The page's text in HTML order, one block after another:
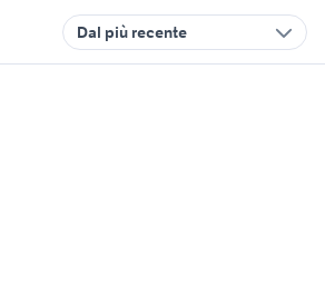
Dal più recente